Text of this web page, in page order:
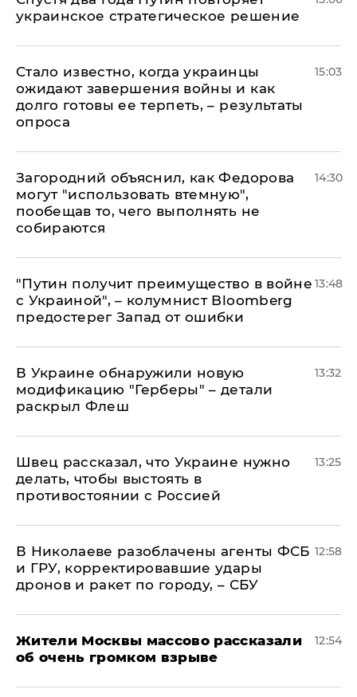
украинское стратегическое решение
Стало известно, когда украинцы
ожидают завершения войны и как
долго готовы ее терпеть, – результаты
опроса
15:03
Загородний объяснил, как Федорова
могут "использовать втемную",
пообещав то, чего выполнять не
собираются
14:30
"Путин получит преимущество в войне
с Украиной", – колумнист Bloomberg
предостерег Запад от ошибки
13:48
В Украине обнаружили новую
модификацию "Герберы" – детали
раскрыл Флеш
13:32
Швец рассказал, что Украине нужно
делать, чтобы выстоять в
противостоянии с Россией
13:25
В Николаеве разоблачены агенты ФСБ
и ГРУ, корректировавшие удары
дронов и ракет по городу, – СБУ
12:58
Жители Москвы массово рассказали
об очень громком взрыве
12:54